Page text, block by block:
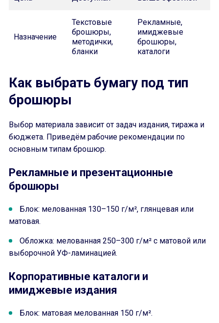
Назначение
Текстовые
брошюры,
методички,
бланки
Рекламные,
имиджевые
брошюры,
каталоги
Как выбрать бумагу под тип
брошюры
Выбор материала зависит от задач издания, тиража и
бюджета. Приведём рабочие рекомендации по
основным типам брошюр.
Рекламные и презентационные
брошюры
Блок: мелованная 130–150 г/м², глянцевая или
матовая.
Обложка: мелованная 250–300 г/м² с матовой или
выборочной УФ-ламинацией.
Корпоративные каталоги и
имиджевые издания
Блок: матовая мелованная 150 г/м².